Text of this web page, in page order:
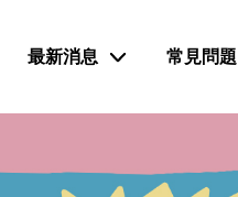
最新消息 常見問題